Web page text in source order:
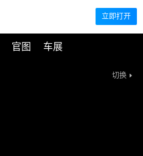
立即打开
官图 车展
切换